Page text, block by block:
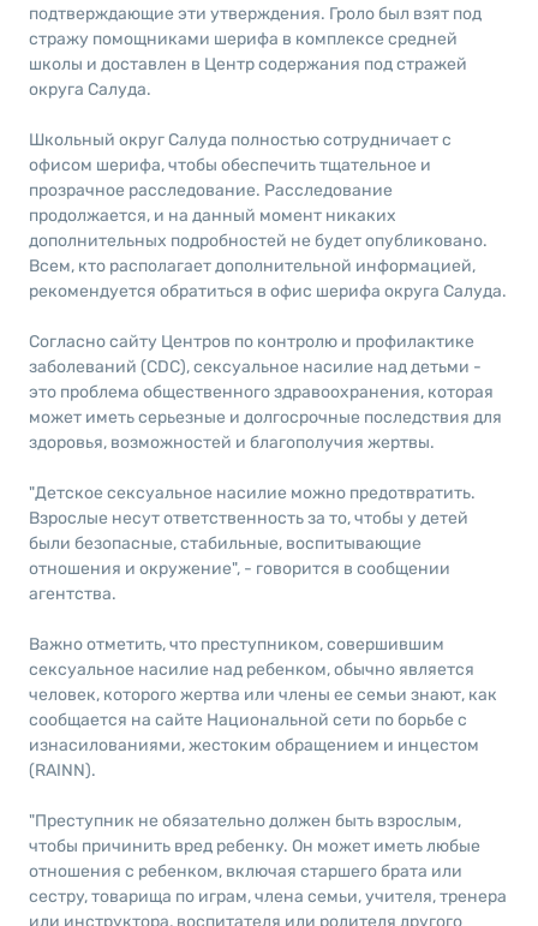
подтверждающие эти утверждения. Гроло был взят под
стражу помощниками шерифа в комплексе средней
школы и доставлен в Центр содержания под стражей
округа Салуда.
Школьный округ Салуда полностью сотрудничает с
офисом шерифа, чтобы обеспечить тщательное и
прозрачное расследование. Расследование
продолжается, и на данный момент никаких
дополнительных подробностей не будет опубликовано.
Всем, кто располагает дополнительной информацией,
рекомендуется обратиться в офис шерифа округа Салуда.
Согласно сайту Центров по контролю и профилактике
заболеваний (CDC), сексуальное насилие над детьми -
это проблема общественного здравоохранения, которая
может иметь серьезные и долгосрочные последствия для
здоровья, возможностей и благополучия жертвы.
"Детское сексуальное насилие можно предотвратить.
Взрослые несут ответственность за то, чтобы у детей
были безопасные, стабильные, воспитывающие
отношения и окружение", - говорится в сообщении
агентства.
Важно отметить, что преступником, совершившим
сексуальное насилие над ребенком, обычно является
человек, которого жертва или члены ее семьи знают, как
сообщается на сайте Национальной сети по борьбе с
изнасилованиями, жестоким обращением и инцестом
(RAINN).
"Преступник не обязательно должен быть взрослым,
чтобы причинить вред ребенку. Он может иметь любые
отношения с ребенком, включая старшего брата или
сестру, товарища по играм, члена семьи, учителя, тренера
или инструктора, воспитателя или родителя другого